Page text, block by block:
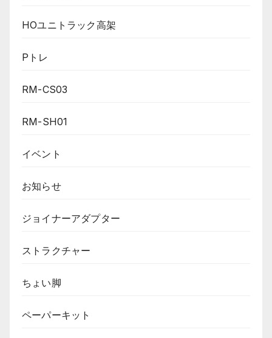
HOユニトラック高架
Pトレ
RM-CS03
RM-SH01
イベント
お知らせ
ジョイナーアダプター
ストラクチャー
ちょい脚
ペーパーキット